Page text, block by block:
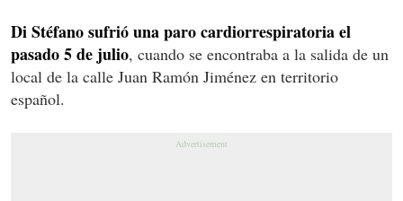
Di Stéfano sufrió una paro cardiorrespiratoria el
pasado 5 de julio, cuando se encontraba a la salida de un
local de la calle Juan Ramón Jiménez en territorio
español.